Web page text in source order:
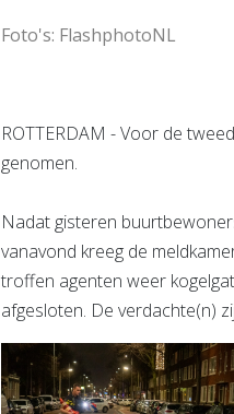
Foto's: FlashphotoNL
ROTTERDAM - Voor de
genomen.
Nadat gisteren
vanavond kreeg de
troffen agenten weer
afgesloten. De verdachte(n)